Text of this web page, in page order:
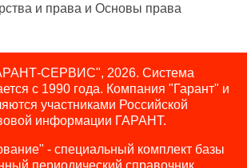
и права и Основы права
СЕРВИС", 2026. Система
с 1990 года. Компания "Гарант" и
участниками Российской
информации ГАРАНТ.
- специальный комплект базы
периодический справочник